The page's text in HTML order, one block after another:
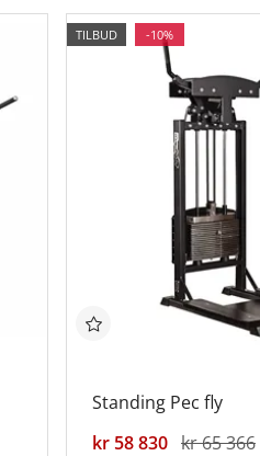
TILBUD -10%
Standing Pec fly
kr 58 830 kr 65 366